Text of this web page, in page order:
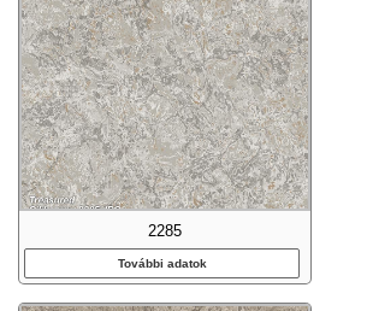
2285
További adatok